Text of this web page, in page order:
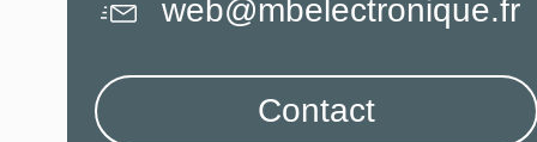
web@mbelectronique.fr
Contact